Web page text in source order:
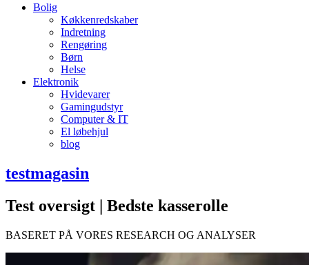
Bolig
Køkkenredskaber
Indretning
Rengøring
Børn
Helse
Elektronik
Hvidevarer
Gamingudstyr
Computer & IT
El løbehjul
blog
testmagasin
Test oversigt | Bedste kasserolle
BASERET PÅ VORES RESEARCH OG ANALYSER